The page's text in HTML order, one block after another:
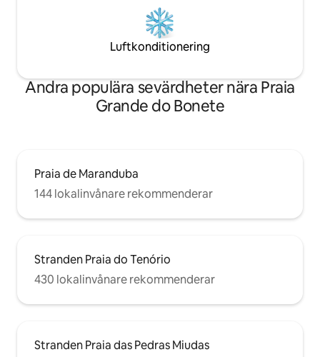
Luftkonditionering
Andra populära sevärdheter nära Praia
Grande do Bonete
Praia de Maranduba
144 lokalinvånare rekommenderar
Stranden Praia do Tenório
430 lokalinvånare rekommenderar
Stranden Praia das Pedras Miudas